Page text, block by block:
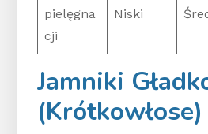
pielęgna
cji
Niski
Jamniki
(Krótkowłose)